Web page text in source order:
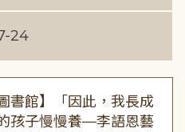
24
書館】「因此，我長成
孩子慢慢養—李語恩藝